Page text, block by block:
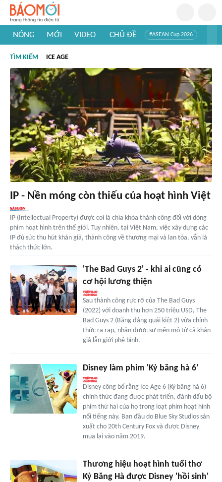
NÓNG MỚI VIDEO CHỦ ĐỀ #ASEAN Cup 2026
#Khám phá thế giới
TÌM KIẾM ICE AGE
IP - Nền móng còn thiếu của hoạt hình Việt
IP (Intellectual Property) được coi là chìa khóa thành công đối với dòng
phim hoạt hình trên thế giới. Tuy nhiên, tại Việt Nam, việc xây dựng các
IP đủ sức thu hút khán giả, thành công về thương mại và lan tỏa, vẫn là
thách thức lớn.
'The Bad Guys 2' - khi ai cũng có
cơ hội lương thiện
Sau thành công rực rỡ của The Bad Guys
(2022) với doanh thu hơn 250 triệu USD, The
Bad Guys 2 (Băng đảng quái kiệt 2) vừa chính
thức ra rạp, nhận được sự mến mộ từ cả khán
giả lẫn giới phê bình.
Disney làm phim 'Kỷ băng hà 6'
Disney công bố rằng Ice Age 6 (Kỷ băng hà 6)
chính thức đang được phát triển, đánh dấu bộ
phim thứ hai của họ trong loạt phim hoạt hình
nổi tiếng này. Ban đầu do Blue Sky Studios sản
xuất cho 20th Century Fox và được Disney
mua lại vào năm 2019.
Thương hiệu hoạt hình tuổi thơ
Kỷ Băng Hà được Disney 'hồi sinh'